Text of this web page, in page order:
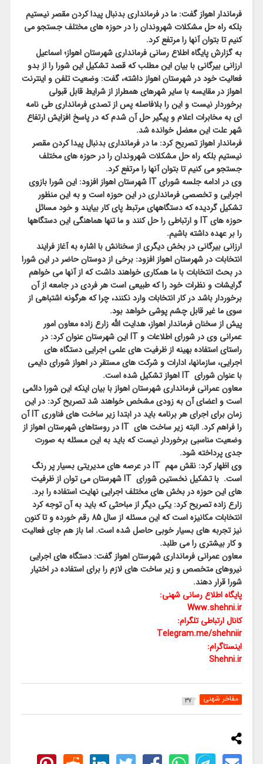
فرماندار اهواز گفت: ما در فرمانداری بدنبال پیدا کردن مقصر نیستیم
بلکه راه حل مشکلات شهروندان را در حوزه های مختلف جستجو می
کنیم تا بتوان آنها را مرتفع کرد.
به گزارش پایگاه اطلاع رسانی فرمانداری شهرستان اهواز؛ اسماعیل
ارزانی بیرگانی با بیان این مطلب که قصد تشکیل این شورا را از بدو
فعالیت خود در شهرستان اهواز داشته، گفت: وضعیت تلفن و اینترنت
اهواز در مقایسه با سایر شهرهای همطراز از شرایط قابل قبولی
برخوردار نیست و این را بلافاصله پس از تصدی فرمانداری طی نامه
ای به مخابرات اعلام و پیگیر حل آن شدم که در پاسخ افزایش ارتفاع
شهر علت این معضل خوانده شد.
فرماندار اهواز تصریح کرد: ما در فرمانداری بدنبال پیدا کردن مقصر
نیستیم بلکه راه حل مشکلات شهروندان را در حوزه های مختلف
جستجو می کنیم تا بتوان آنها را مرتفع کرد.
وی در ادامه جلسه شورای IT شهرستان اهواز افزود: این شورا بازوی
اجرایی و تخصصی فرمانداری در این حوزه است و به این منظور
تشکیل گردیده که دستگاههای مرتبط پای کار بیایند و خود مسائل
حوزه های IT و ارتباطی را حل کنند و ما تنها هماهنگی این دستگاهها
را بر عهده داشته باشیم.
ارزانی بیرگانی در بخش دیگری از سخنانش با اشاره به آغاز فرایند
انتخابات در شهرستان اهواز افزود: برخی از دوستان حاضر در این شورا
در بحث انتخابات با ما همکاری خواهند داشت که از آنها می خواهم
گرایشات و نظرات خود را که طبیعی است هر فردی در جامعه از آن
برخوردار باشد در کار انتخابات وارد نکنند، چرا که هرگونه اشتباهی از
سوی ما غیر قابل چشم پوشی خواهد بود.
پیش از سخنان فرماندار اهواز، هدایت الله زارع زاده معاون امور
عمرانی وی در شورای اطلاعات و IT این شهرستان عنوان کرد: در
راستای استفاده بهینه از ظرفیت های علمی اجرایی دستگاه های
اجرایی، سازمانها، ادارات و شرکت های مستقر در اهواز شورای دایمی
با عنوان شورای IT اهواز تشکیل شده است.
معاون عمرانی فرمانداری شهرستان اهواز با بیان اینکه این شورا دائمی
است و اعضای آن به زودی مشخص خواهند شد تصریح کرد: در این
زمان برای اجرای هر برنامه باید در ابتدا زیر ساخت های فناوری IT آن
را فراهم کرد. البته زیر ساخت های IT در روستاهای شهرستان اهواز از
وضعیت مناسبی برخوردار نیست که باید به این مسئله به صورت
جدی پرداخته شود.
وی اظهار کرد: نقش مهم IT در عرصه های مدیریتی بسیار پر رنگ
است. با تشکیل نخستین شورای IT شهرستان می توان از ظرفیت
های این حوزه در بخش های مختلف اجرایی نهایت استفاده را برد.
زارع زاده تصریح کرد: یکی دیگر از مباحثی که باید به آن توجه کرد
انتخابات مکانیزه است که این مسئله از سال 85 رقم خورده و تا کنون
نیز تجربه های بسیار خوبی حاصل شده است. اما باز هم جای فعالیت
و کار بیشتری را می طلبد.
معاون عمرانی فرمانداری شهرستان اهواز گفت: دستگاه های اجرایی
نیروهای متخصص و زیر ساخت های لازم را برای استفاده در اختیار
شورا قرار دهند.
پایگاه اطلاع رسانی شهنی:
Www.shehni.ir
کانال ارتباطی تلگرام:
Telegram.me/shehniir
اینستاگرام:
Shehni.ir
مفاخر شهنی 37